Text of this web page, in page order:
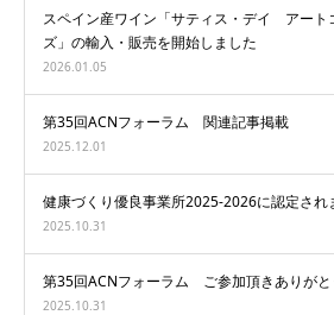
スペイン産ワイン「サティス・デイ アート
ズ」の輸入・販売を開始しました
2026.01.05
第35回ACNフォーラム 関連記事掲載
2025.12.01
健康づくり優良事業所2025-2026に認定され
2025.10.31
第35回ACNフォーラム ご参加頂きありがと
2025.10.31